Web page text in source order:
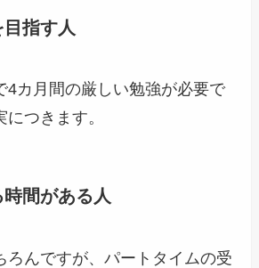
指す人
4カ月間の厳しい勉強が必要で
つきます。
間がある人
ろんですが、パートタイムの受